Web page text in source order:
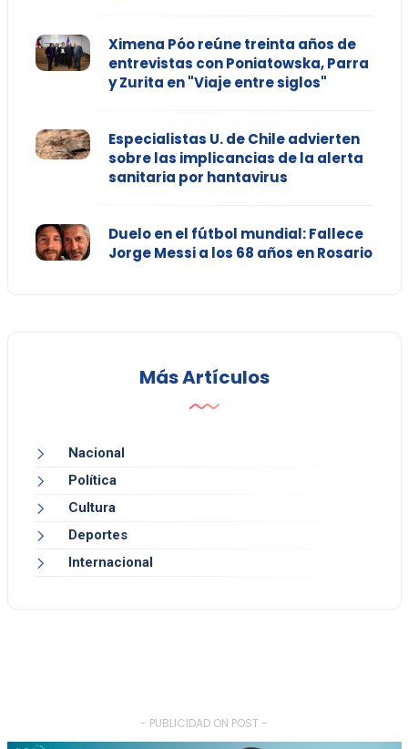
Ximena Póo reúne treinta años de
entrevistas con Poniatowska, Parra
y Zurita en "Viaje entre siglos"
Especialistas U. de Chile advierten
sobre las implicancias de la alerta
sanitaria por hantavirus
Duelo en el fútbol mundial: Fallece
Jorge Messi a los 68 años en Rosario
Más Artículos
Nacional
Política
Cultura
Deportes
Internacional
- PUBLICIDAD ON POST -